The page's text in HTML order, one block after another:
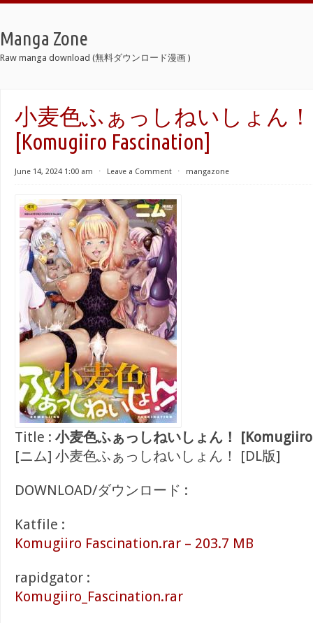
Manga Zone
Raw manga download (無料ダウンロード漫画 )
小麦色ふぁっしねいしょん！
[Komugiiro Fascination]
June 14, 2024 1:00 am ⋅ Leave a Comment ⋅ mangazone
Title : 小麦色ふぁっしねいしょん！
[ニム] 小麦色ふぁっしねいしょん！ [DL版]
DOWNLOAD/ダウンロード :
Katfile :
Komugiiro Fascination.rar – 203.7 MB
rapidgator :
Komugiiro_Fascination.rar